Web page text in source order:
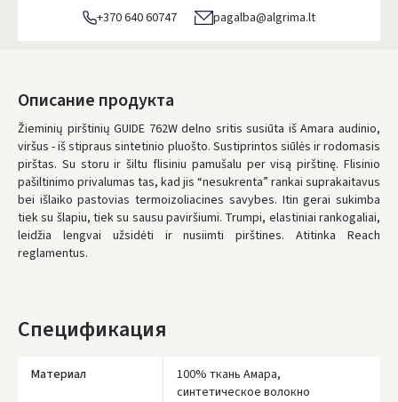
DPD paštomatai- 4.00 €
LP Express paštomatai
Понедельник, Август 10 d.
LP Express kurjeris- 4.00 €
Понедельник, Август 10 d.
ЗАКАЗЫ ОТ80 € БЕСПЛАТНАЯ ДОСТАВКА!
НЕДОСТАТОК БЕСПЛАТНОЙ ДОСТАВКИ:80 €
* Сроки доставки являются ориентировочными и могут зависеть от
+370 640 60747 pagalba@algrima.lt
Описание продукта
Žieminių pirštinių GUIDE 762W delno sritis susiūta iš Amara audinio,
viršus - iš stipraus sintetinio pluošto. Sustiprintos siūlės ir rodomasis
pirštas. Su storu ir šiltu flisiniu pamušalu per visą pirštinę. Flisinio
pašiltinimo privalumas tas, kad jis “nesukrenta” rankai suprakaitavus
bei išlaiko pastovias termoizoliacines savybes. Itin gerai sukimba
tiek su šlapiu, tiek su sausu paviršiumi. Trumpi, elastiniai rankogaliai,
leidžia lengvai užsidėti ir nusiimti pirštines. Atitinka Reach
reglamentus.
Спецификация
Материал
100% ткань Амара,
синтетическое волокно